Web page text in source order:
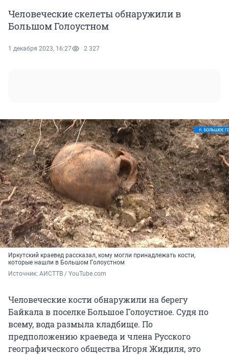
Человеческие скелеты обнаружили в
Большом Голоустном
1 декабря 2023, 16:27 2 327
Иркутский краевед рассказал, кому могли принадлежать кости,
которые нашли в Большом Голоустном
Источник: АИСТТВ / YouTube.com
Человеческие кости обнаружили на берегу
Байкала в поселке Большое Голоустное. Судя по
всему, вода размыла кладбище. По
предположению краеведа и члена Русского
географического общества Игоря Жидиля, это